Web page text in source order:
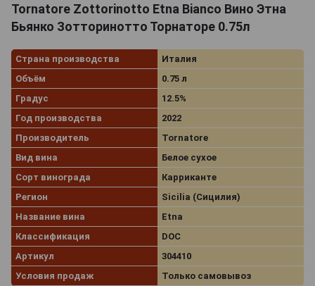
Tornatore Zottorinotto Etna Bianco Вино Этна
Бьянко Зотторинотто Торнаторе 0.75л
Страна производства
Италия
Объём
0.75 л
Градус
12.5%
Год производства
2022
Производитель
Tornatore
Вид вина
Белое сухое
Сорт винограда
Карриканте
Регион
Sicilia (Сицилия)
Название вина
Etna
Классификация
DOC
Артикул
304410
Условия продаж
Только самовывоз